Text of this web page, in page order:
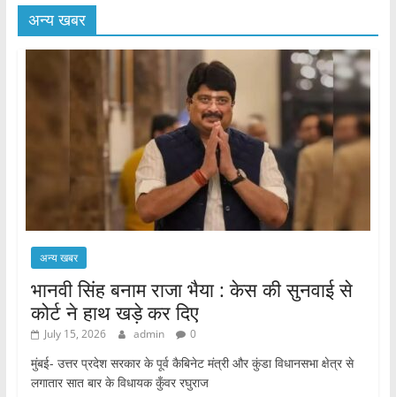
अन्य खबर
अन्य खबर
भानवी सिंह बनाम राजा भैया : केस की सुनवाई से
कोर्ट ने हाथ खड़े कर दिए
July 15, 2026 admin 0
मुंबई- उत्तर प्रदेश सरकार के पूर्व कैबिनेट मंत्री और कुंडा विधानसभा क्षेत्र से
लगातार सात बार के विधायक कुँवर रघुराज